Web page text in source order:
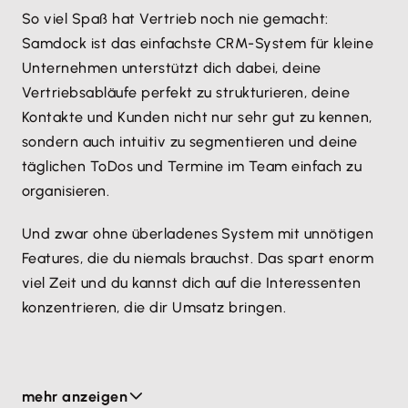
Alle Angebote und Rechnungen werden
automatisch am richtigen Kontakt als PDF
angehängt, sowie chronologisch in der
Kontakthistorie erfasst.
Noch kein Samdock Kunde?
Kein Problem! Der Import deiner Lexware Office
Kontakte nach Samdock kostet dich genau einen
Zudem erhältst als Lexware Office Kunde 20%
Rabatt auf dein Samdock Jahresabo.
So viel Spaß hat Vertrieb noch nie gemacht:
Samdock ist das einfachste CRM-System für kleine
Unternehmen unterstützt dich dabei, deine
Vertriebsabläufe perfekt zu strukturieren, deine
Kontakte und Kunden nicht nur sehr gut zu kennen,
sondern auch intuitiv zu segmentieren und deine
täglichen ToDos und Termine im Team einfach zu
organisieren.
Und zwar ohne überladenes System mit unnötigen
Features, die du niemals brauchst. Das spart enorm
viel Zeit und du kannst dich auf die Interessenten
konzentrieren, die dir Umsatz bringen.
dass deine Daten und die Daten deiner Kunden zu
mehr anzeigen